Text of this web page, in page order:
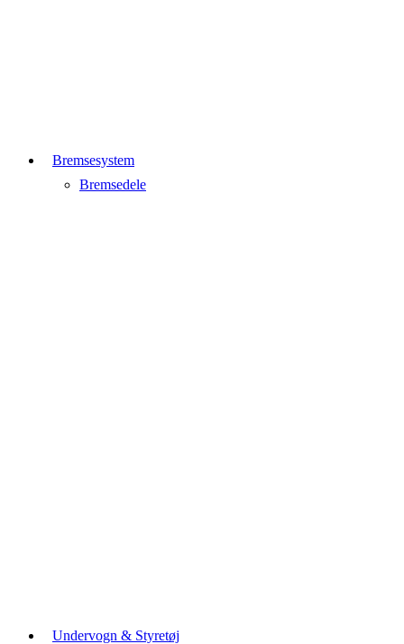
Bremsesystem
Bremsedele
Undervogn & Styretøj